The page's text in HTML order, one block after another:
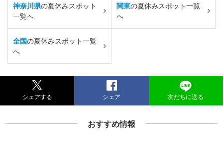
神奈川県の夏休みスポット
一覧へ
関東の夏休みスポット一覧
へ
全国の夏休みスポット一覧
へ
シェアする シェア 友だちに送る
おすすめ情報